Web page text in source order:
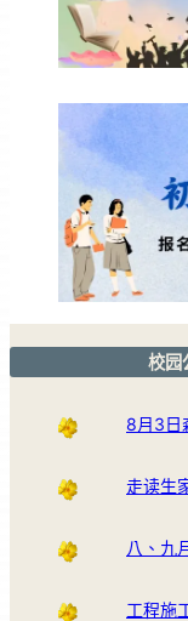
校园
8月3日
走读生
八、九
工程施